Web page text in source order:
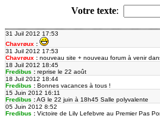
Votre texte: